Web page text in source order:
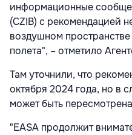
информационные
(CZIB) с рекомендацией
воздушном
полета", – отметило
Там уточнили, что
октября 2024 года, но в
может быть
"EASA продолжит